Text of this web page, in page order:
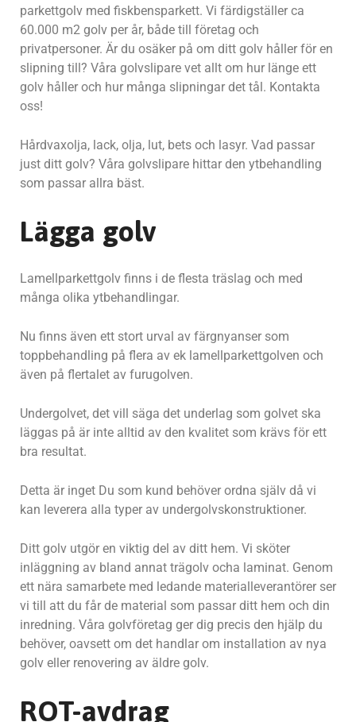
parkettgolv med fiskbensparkett. Vi färdigställer ca
60.000 m2 golv per år, både till företag och
privatpersoner. Är du osäker på om ditt golv håller för en
slipning till? Våra golvslipare vet allt om hur länge ett
golv håller och hur många slipningar det tål. Kontakta
oss!
Hårdvaxolja, lack, olja, lut, bets och lasyr. Vad passar
just ditt golv? Våra golvslipare hittar den ytbehandling
som passar allra bäst.
Lägga golv
Lamellparkettgolv finns i de flesta träslag och med
många olika ytbehandlingar.
Nu finns även ett stort urval av färgnyanser som
toppbehandling på flera av ek lamellparkettgolven och
även på flertalet av furugolven.
Undergolvet, det vill säga det underlag som golvet ska
läggas på är inte alltid av den kvalitet som krävs för ett
bra resultat.
Detta är inget Du som kund behöver ordna själv då vi
kan leverera alla typer av undergolvskonstruktioner.
Ditt golv utgör en viktig del av ditt hem. Vi sköter
inläggning av bland annat trägolv ocha laminat. Genom
ett nära samarbete med ledande materialleverantörer ser
vi till att du får de material som passar ditt hem och din
inredning. Våra golvföretag ger dig precis den hjälp du
behöver, oavsett om det handlar om installation av nya
golv eller renovering av äldre golv.
ROT-avdrag